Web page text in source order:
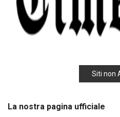
Siti non
La nostra pagina ufficiale